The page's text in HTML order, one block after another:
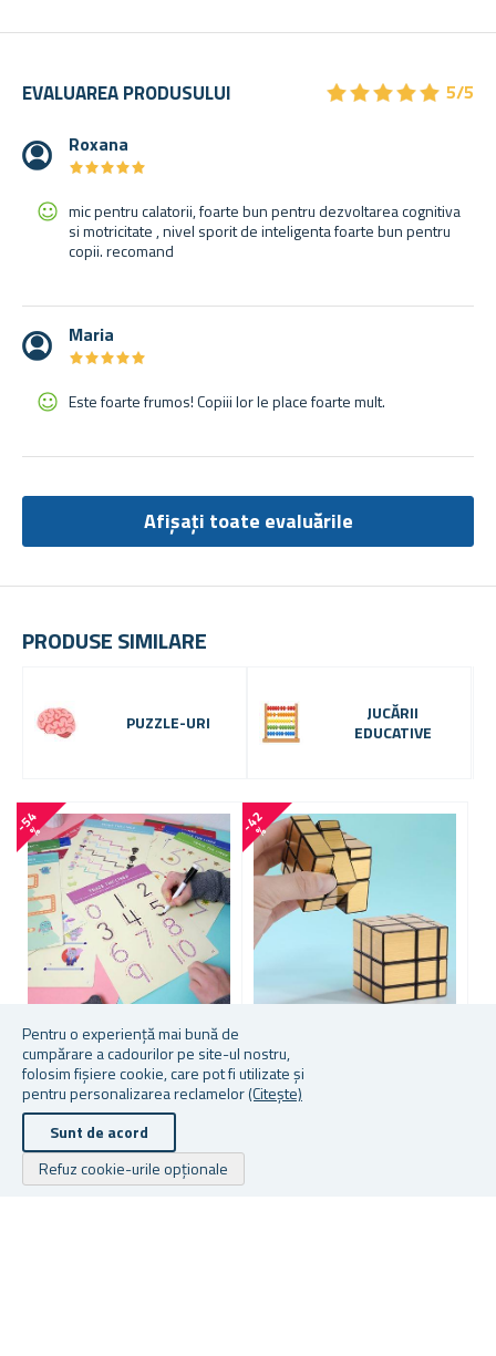
Pentru o experiență mai bună de
cumpărare a cadourilor pe site-ul nostru,
folosim fișiere cookie, care pot fi utilizate și
pentru personalizarea reclamelor(Citește)
Sunt de acord
Refuz cookie-urile opționale
PRODUSE SIMILARE
PUZZLE-URI
JUCĂRII
EDUCATIVE
-
5
4
%
FIȘE DE LUCRU PENTRU
PREȘCOLARI 24 BUC
★★★★★
★★★★★
-
4
2
%
CUBUL LUI RUBIK - MIRROR
CUBE
EVALUAREA PRODUSULUI ★★★★★
★★★★★ 5/5
Roxana
★★★★★
★★★★★
mic pentru calatorii, foarte bun pentru dezvoltarea cognitiva
si motricitate , nivel sporit de inteligenta foarte bun pentru
copii. recomand
Maria
★★★★★
★★★★★
Este foarte frumos! Copiii lor le place foarte mult.
Afișați toate evaluările